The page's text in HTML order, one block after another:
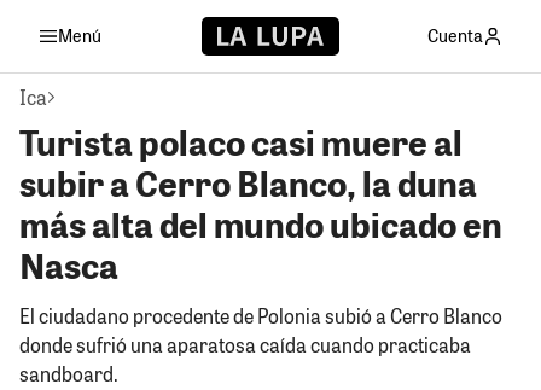
Menú Cuenta
Ica
Turista polaco casi muere al
subir a Cerro Blanco, la duna
más alta del mundo ubicado en
Nasca
El ciudadano procedente de Polonia subió a Cerro Blanco
donde sufrió una aparatosa caída cuando practicaba
sandboard.